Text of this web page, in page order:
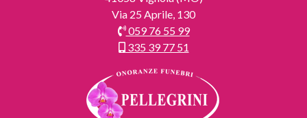
Via 25 Aprile, 130
059 76 55 99
335 39 77 51